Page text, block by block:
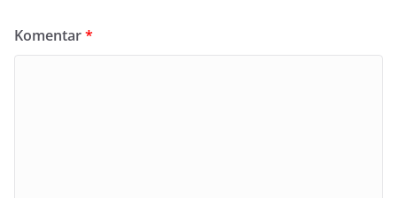
Komentar*